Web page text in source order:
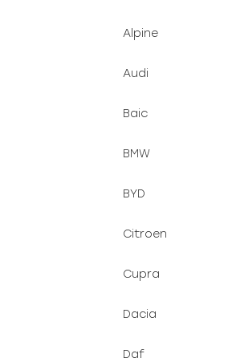
Alpine
Audi
Baic
BMW
BYD
Citroen
Cupra
Dacia
Daf